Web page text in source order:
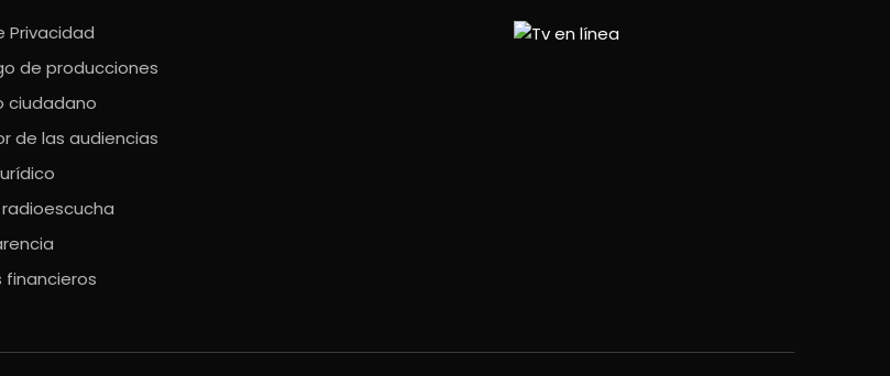
Privacidad
de producciones
ciudadano
de las audiencias
financieros